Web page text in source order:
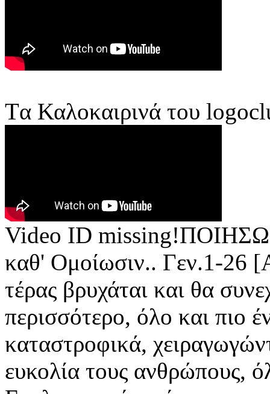
Tα Καλοκαιρινά του
Video ID
καθ' Ομοίωσιν.. Γεν.1-26
τέρας βρυχάται και θα
περισσότερο, όλο και πιο
καταστροφικά,
ευκολία τους ανθρώπους,